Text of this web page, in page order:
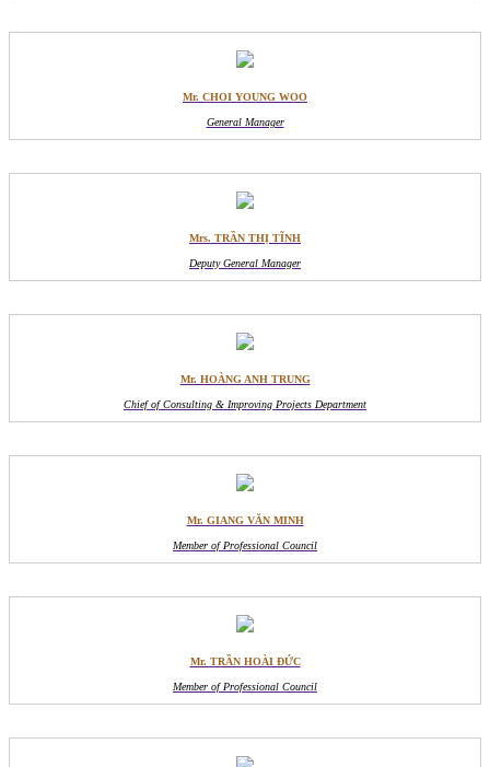
Mr. CHOI YOUNG WOO
General Manager
Mrs. TRẦN THỊ TĨNH
Deputy General Manager
Mr. HOÀNG ANH TRUNG
Chief of Consulting & Improving Projects Department
Mr. GIANG VĂN MINH
Member of Professional Council
Mr. TRẦN HOÀI ĐỨC
Member of Professional Council